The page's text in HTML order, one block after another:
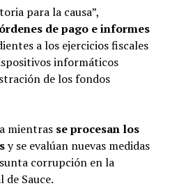
para la causa”,
de pago e informes
a los ejercicios fiscales
informáticos
de los fondos
mientras se procesan los
y se evalúan nuevas medidas
corrupción en la
Sauce.